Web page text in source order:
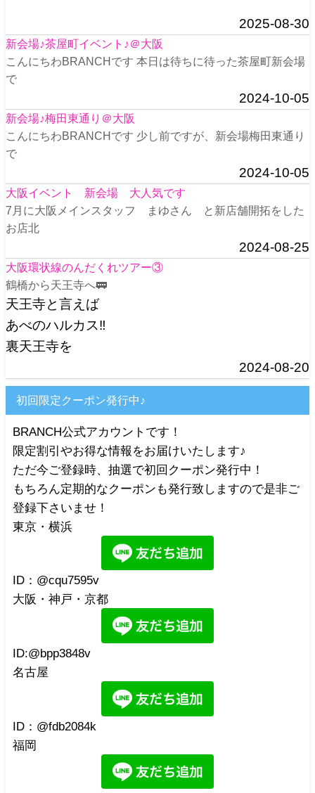
2025-08-30
新会場♪茶屋町イベント♪＠大阪
こんにちわBRANCHです 本日は待ちに待った茶屋町新会場
で
2024-10-05
新会場♪梅田東通り＠大阪
こんにちわBRANCHです 少し前ですが、新会場梅田東通り
で
2024-10-05
大阪イベント 新会場 大人気です
7月に大阪メインスタッフ まゆさん と新店舗開拓をした
お店北
2024-08-25
大阪環状線のんだくれツアー③
鶴橋から天王寺へ🚃
天王寺と言えば
あべのハルカス‼️
裏天王寺を
2024-08-20
初回限定クーポン発行中♪
BRANCH公式アカウントです！
限定割引やお得な情報をお届けいたします♪
ただ今ご登録時、抽選で初回クーポン発行中！
もちろん定期的なクーポンも発行致しますので是非ご
登録下さいませ！
東京・横浜
ID：@cqu7595v
大阪・神戸・京都
ID:@bpp3848v
名古屋
ID：@fdb2084k
福岡